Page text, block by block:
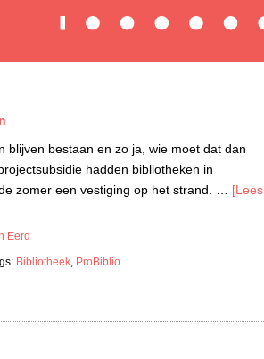
blijven bestaan en zo ja, wie moet dat dan
hadden bibliotheken in
zomer een vestiging op het strand. … [Lees
Eerd
Bibliotheek, ProBiblio